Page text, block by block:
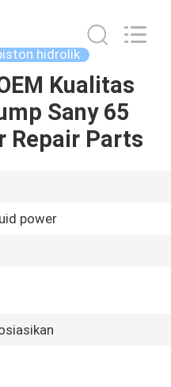
hidrolik
Kualitas
Sany 65
Repair Parts
power